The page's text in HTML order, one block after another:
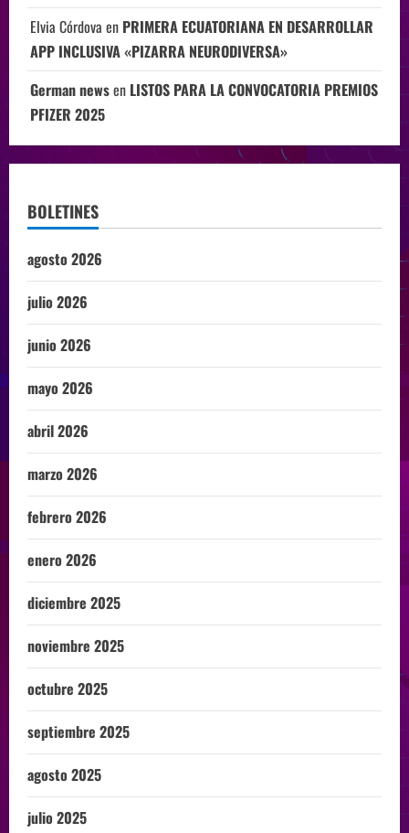
Elvia Córdova en PRIMERA ECUATORIANA EN DESARROLLAR
APP INCLUSIVA «PIZARRA NEURODIVERSA»
German newsen LISTOS PARA LA CONVOCATORIA PREMIOS
PFIZER 2025
BOLETINES
agosto 2026
julio 2026
junio 2026
mayo 2026
abril 2026
marzo 2026
febrero 2026
enero 2026
diciembre 2025
noviembre 2025
octubre 2025
septiembre 2025
agosto 2025
julio 2025